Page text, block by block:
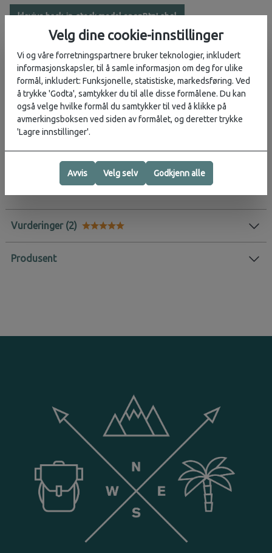
klaviyo.back-in-stock.modal.openBtnLabel
Ikke tilgjengelig i butikk
Beskrivelse
Den ultimate reisesandalen som kan brukes til alt!
Den er nå lettere en noen gang, tørker fort og har en velig god såle
som sitter godt på underlaget.
Vurderinger
Produsent
Velg dine cookie-innstillinger
Vi og våre forretningspartnere bruker teknologier, inkludert
informasjonskapsler, til å samle informasjon om deg for ulike
formål, inkludert: Funksjonelle, statistiske, markedsføring. Ved
å trykke 'Godta', samtykker du til alle disse formålene. Du kan
også velge hvilke formål du samtykker til ved å klikke på
avmerkingsboksen ved siden av formålet, og deretter trykke
'Lagre innstillinger'.
Avvis Velg selv Godkjenn alle